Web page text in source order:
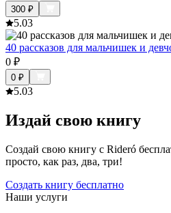
300 ₽
5.03
40 рассказов для мальчишек и
0 ₽
0 ₽
5.03
Издай свою книгу
Создай свою книгу с Rideró
просто, как раз, два, три!
Создать книгу бесплатно
Наши услуги